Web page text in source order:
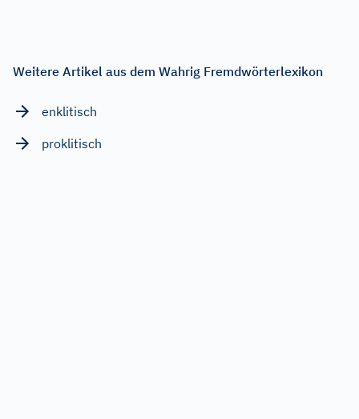
Weitere Artikel aus dem Wahrig Fremdwörterlexikon
enklitisch
proklitisch